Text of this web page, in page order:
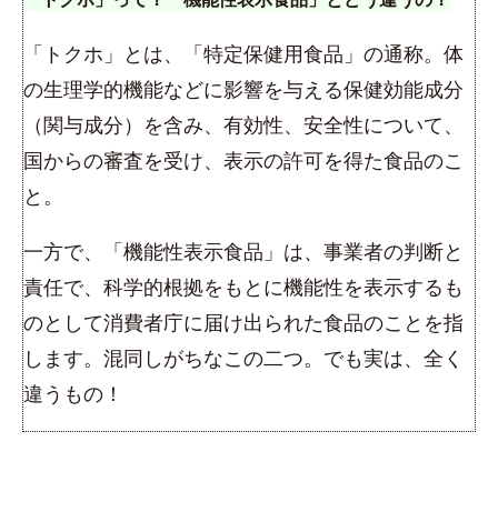
「トクホ」とは、「特定保健用食品」の通称。体
の生理学的機能などに影響を与える保健効能成分
（関与成分）を含み、有効性、安全性について、
国からの審査を受け、表示の許可を得た食品のこ
と。
一方で、「機能性表示食品」は、事業者の判断と
責任で、科学的根拠をもとに機能性を表示するも
のとして消費者庁に届け出られた食品のことを指
します。混同しがちなこの二つ。でも実は、全く
違うもの！